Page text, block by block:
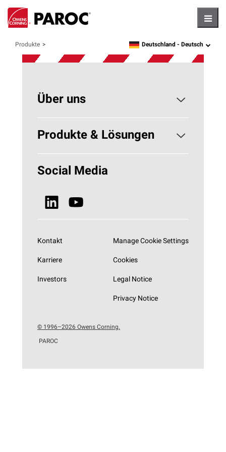
Produkte language
Deutschland - Deutsch
Über uns
Konzerngeschichte
Nachhaltigkeit
Neuigkeiten, Blogs & Presse
Produkte & Lösungen
Gebäudedämmung
Social Media
Kontakt
Karriere
Investors
Manage Cookie Settings
Cookies
Legal Notice
Privacy Notice
© 1996–2026 Owens Corning.
PAROC